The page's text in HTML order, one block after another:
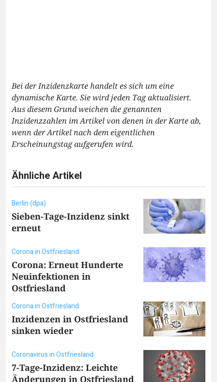
Bei der Inzidenzkarte handelt es sich um eine
dynamische Karte. Sie wird jeden Tag aktualisiert.
Aus diesem Grund weichen die genannten
Inzidenzzahlen im Artikel von denen in der Karte ab,
wenn der Artikel nach dem eigentlichen
Erscheinungstag aufgerufen wird.
Ähnliche Artikel
Berlin (dpa)
Sieben-Tage-Inzidenz sinkt
erneut
Corona in Ostfriesland
Corona: Erneut Hunderte
Neuinfektionen in
Ostfriesland
Corona in Ostfriesland
Inzidenzen in Ostfriesland
sinken wieder
Coronavirus in Ostfriesland
7-Tage-Inzidenz: Leichte
Änderungen in Ostfriesland